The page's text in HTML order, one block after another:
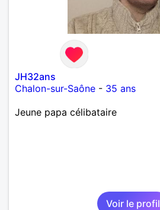
JH32ans
Chalon-sur-Saône - 35 ans
Jeune papa célibataire
Voir le profil